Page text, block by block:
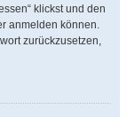
klickst und den
anmelden können.
zurückzusetzen,